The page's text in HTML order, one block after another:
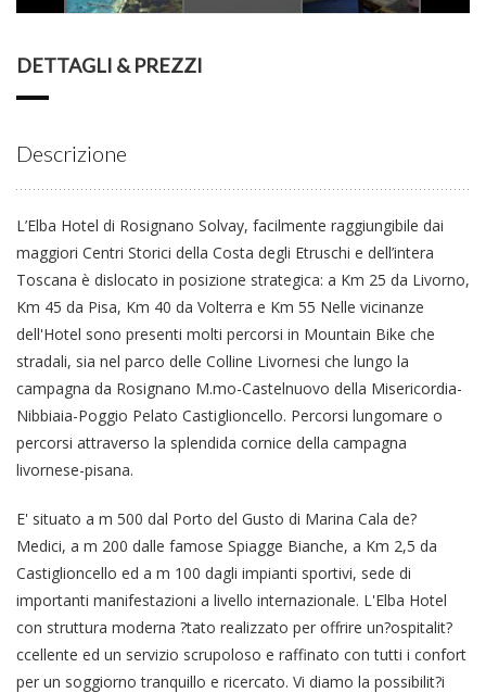
DETTAGLI & PREZZI
Descrizione
L’Elba Hotel di Rosignano Solvay, facilmente raggiungibile dai
maggiori Centri Storici della Costa degli Etruschi e dell’intera
Toscana è dislocato in posizione strategica: a Km 25 da Livorno,
Km 45 da Pisa, Km 40 da Volterra e Km 55 Nelle vicinanze
dell'Hotel sono presenti molti percorsi in Mountain Bike che
stradali, sia nel parco delle Colline Livornesi che lungo la
campagna da Rosignano M.mo-Castelnuovo della Misericordia-
Nibbiaia-Poggio Pelato Castiglioncello. Percorsi lungomare o
percorsi attraverso la splendida cornice della campagna
livornese-pisana.
E' situato a m 500 dal Porto del Gusto di Marina Cala de?
Medici, a m 200 dalle famose Spiagge Bianche, a Km 2,5 da
Castiglioncello ed a m 100 dagli impianti sportivi, sede di
importanti manifestazioni a livello internazionale. L'Elba Hotel
con struttura moderna ?tato realizzato per offrire un?ospitalit?
ccellente ed un servizio scrupoloso e raffinato con tutti i confort
per un soggiorno tranquillo e ricercato. Vi diamo la possibilit?i